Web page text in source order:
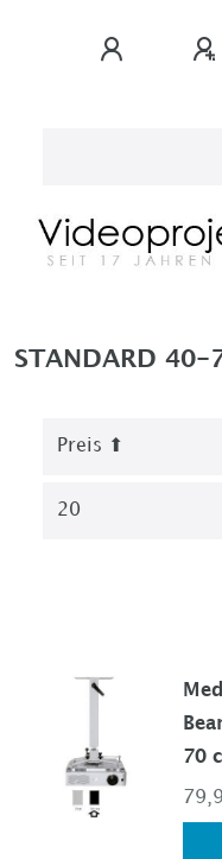
STANDARD 40-
70